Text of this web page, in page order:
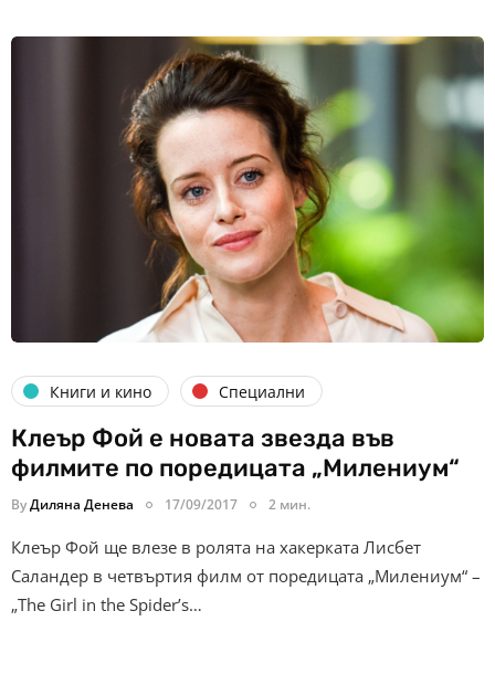
Книги и кино Специални
Клеър Фой е новата звезда във
филмите по поредицата „Милениум“
ByДиляна Денева 17/09/2017 2 мин.
Клеър Фой ще влезе в ролята на хакерката Лисбет
Саландер в четвъртия филм от поредицата „Милениум“ –
„The Girl in the Spider’s…